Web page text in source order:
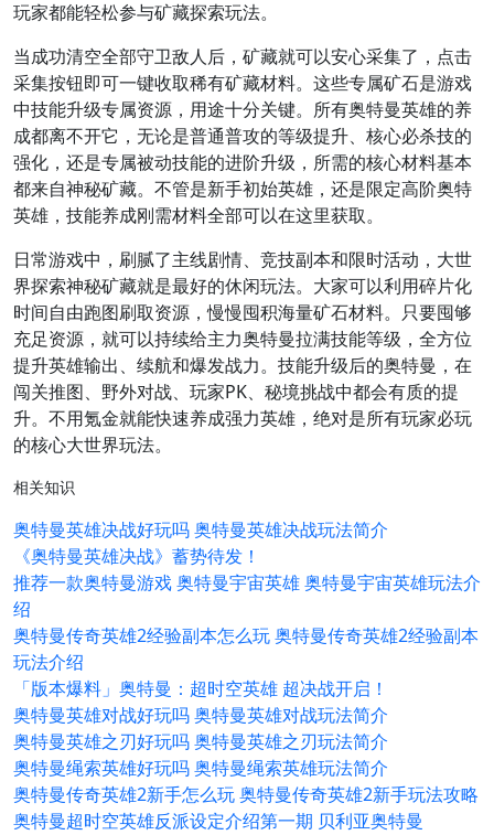
玩家都能轻松参与矿藏探索玩法。
当成功清空全部守卫敌人后，矿藏就可以安心采集了，点击
采集按钮即可一键收取稀有矿藏材料。这些专属矿石是游戏
中技能升级专属资源，用途十分关键。所有奥特曼英雄的养
成都离不开它，无论是普通普攻的等级提升、核心必杀技的
强化，还是专属被动技能的进阶升级，所需的核心材料基本
都来自神秘矿藏。不管是新手初始英雄，还是限定高阶奥特
英雄，技能养成刚需材料全部可以在这里获取。
日常游戏中，刷腻了主线剧情、竞技副本和限时活动，大世
界探索神秘矿藏就是最好的休闲玩法。大家可以利用碎片化
时间自由跑图刷取资源，慢慢囤积海量矿石材料。只要囤够
充足资源，就可以持续给主力奥特曼拉满技能等级，全方位
提升英雄输出、续航和爆发战力。技能升级后的奥特曼，在
闯关推图、野外对战、玩家PK、秘境挑战中都会有质的提
升。不用氪金就能快速养成强力英雄，绝对是所有玩家必玩
的核心大世界玩法。
相关知识
奥特曼英雄决战好玩吗 奥特曼英雄决战玩法简介
《奥特曼英雄决战》蓄势待发！
推荐一款奥特曼游戏 奥特曼宇宙英雄 奥特曼宇宙英雄玩法介
绍
奥特曼传奇英雄2经验副本怎么玩 奥特曼传奇英雄2经验副本
玩法介绍
「版本爆料」奥特曼：超时空英雄 超决战开启！
奥特曼英雄对战好玩吗 奥特曼英雄对战玩法简介
奥特曼英雄之刃好玩吗 奥特曼英雄之刃玩法简介
奥特曼绳索英雄好玩吗 奥特曼绳索英雄玩法简介
奥特曼传奇英雄2新手怎么玩 奥特曼传奇英雄2新手玩法攻略
奥特曼超时空英雄反派设定介绍第一期 贝利亚奥特曼